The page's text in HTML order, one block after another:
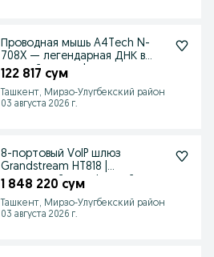
Проводная мышь A4Tech N-
708X — легендарная ДНК в
каждой детали!
122 817 сум
Ташкент, Мирзо-Улугбекский район
03 августа 2026 г.
8-портовый VoIP шлюз
Grandstream HT818 |
аналоговый телефонный
1 848 220 сум
Ташкент, Мирзо-Улугбекский район
03 августа 2026 г.